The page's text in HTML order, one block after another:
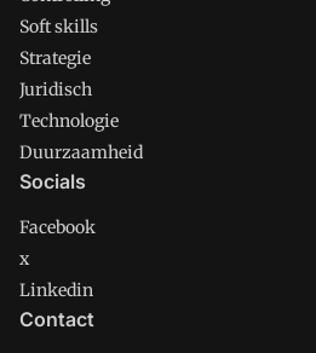
Soft skills
Strategie
Juridisch
Technologie
Duurzaamheid
Socials
Facebook
x
Linkedin
Contact